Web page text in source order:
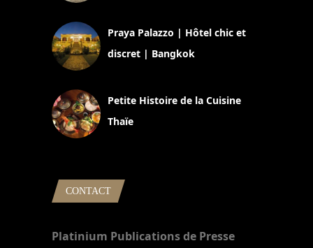
Praya Palazzo | Hôtel chic et
discret | Bangkok
Petite Histoire de la Cuisine
Thaïe
CONTACT
Platinium Publications de Presse